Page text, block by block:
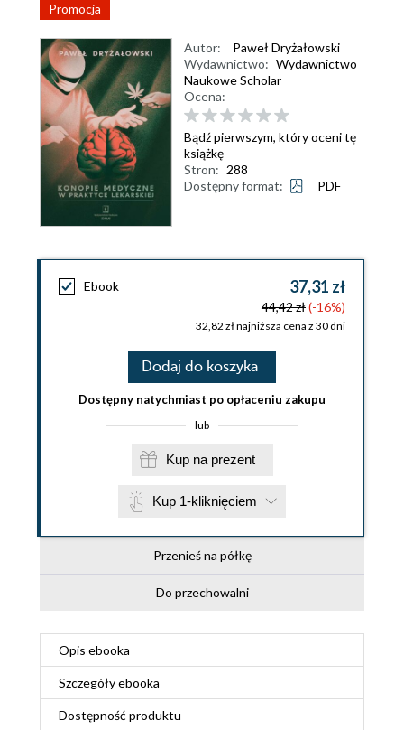
Promocja
Autor:
Paweł Dryżałowski
Wydawnictwo: Wydawnictwo
Naukowe Scholar
Ocena:
Bądź pierwszym, który oceni tę
książkę
Stron: 288
Dostępny format:
PDF
Ebook 37,31 zł
44,42 zł(-16%)
32,82 zł najniższa cena z 30 dni
Dodaj do koszyka
Dostępny natychmiast po opłaceniu zakupu
lub
Kup na prezent
Kup 1-kliknięciem
Przenieś na półkę
Do przechowalni
Opis ebooka
Szczegółyebooka
Dostępność produktu